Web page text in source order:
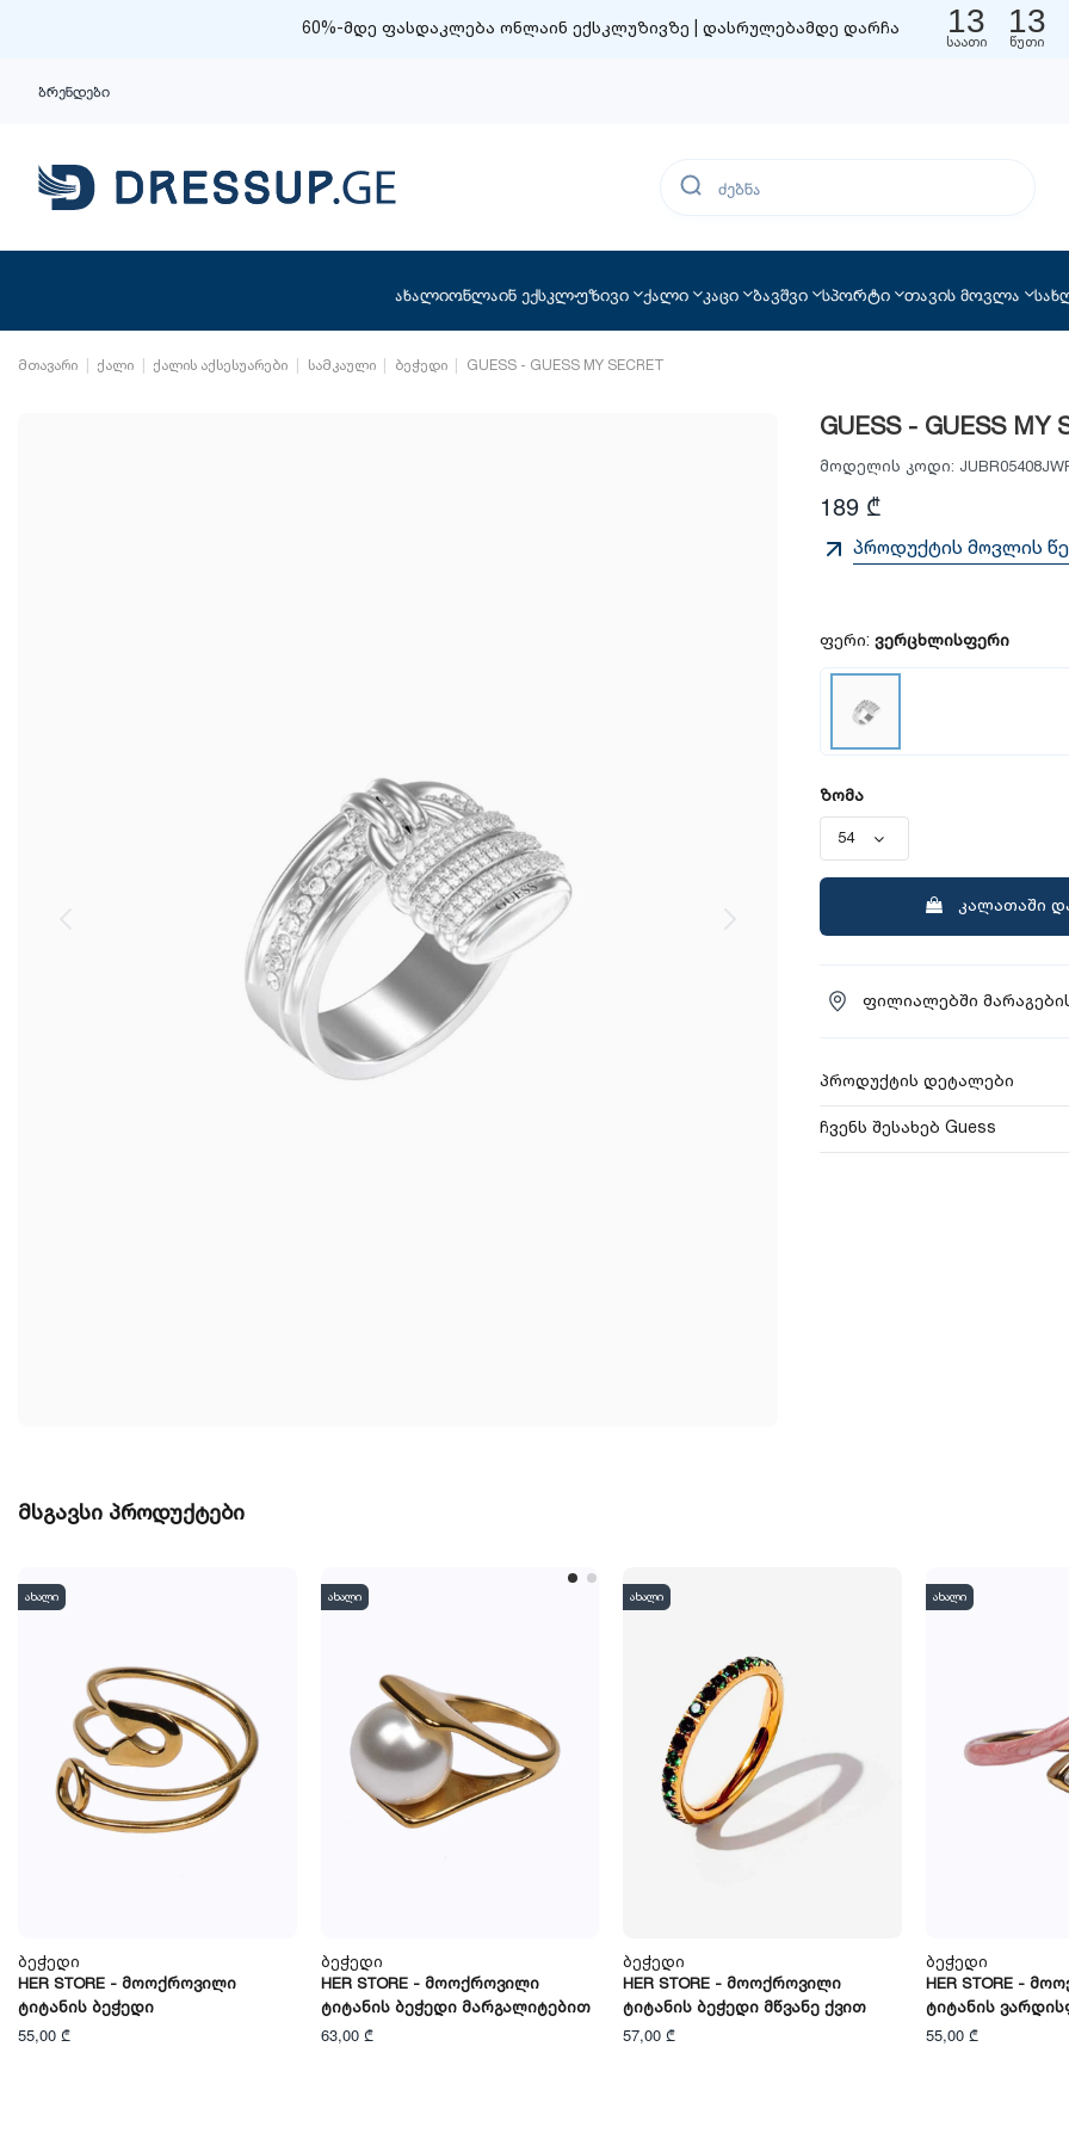
60%-მდე ფასდაკლება ონლაინ ექსკლუზივზე | დასრულებამდე დარჩა 13
საათი
13
წუთი
ბრენდები
ახალიონლაინ ექსკლუზივი ქალი კაცი ბავშვი სპორტი თავის მოვლა
მთავარი ქალი ქალის აქსესუარები სამკაული ბეჭედი GUESS - GUESS MY SECRET
GUESS - GUESS MY
მოდელის კოდი:
189 ₾
პროდუქტის მოვლის
ფერი: ვერცხლისფერი
ზომა
კალათაში
ფილიალებში
პროდუქტის დეტალები
ჩვენს შესახებ Guess
მსგავსი პროდუქტები
ახალი
Ბეჭედი
HER STORE - Მოოქროვილი
Ტიტანის Ბეჭედი
55,00 ₾
ახალი
Ბეჭედი
HER STORE - Მოოქროვილი
Ტიტანის Ბეჭედი Მარგალიტებით
63,00 ₾
ახალი
Ბეჭედი
HER STORE - Მოოქროვილი
Ტიტანის Ბეჭედი Მწვანე Ქვით
57,00 ₾
ახალი
Ბეჭედი
HER STORE -
Ტიტანის
55,00 ₾